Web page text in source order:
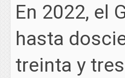
En 2022, el
hasta
treinta y